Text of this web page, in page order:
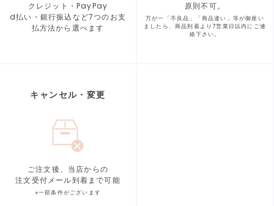
クレジット・PayPay
d払い・銀行振込など7つのお支
払方法から選べます
原則不可。
万が一「不良品」「商品違い」等が御座い
ましたら、商品到着より7営業日以内にご連
絡下さい。
キャンセル・変更
ご注文後、当店からの
注文受付メール到着まで可能
※一部条件がございます